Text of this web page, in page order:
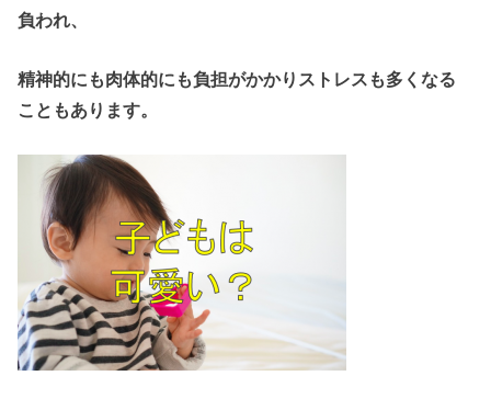
負われ、
精神的にも肉体的にも負担がかかりストレスも多くなる
こともあります。